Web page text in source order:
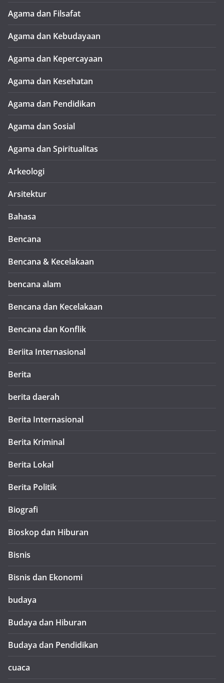
Agama dan Filsafat
Agama dan Kebudayaan
Agama dan Kepercayaan
Agama dan Kesehatan
Agama dan Pendidikan
Agama dan Sosial
Agama dan Spiritualitas
Arkeologi
Arsitektur
Bahasa
Bencana
Bencana & Kecelakaan
bencana alam
Bencana dan Kecelakaan
Bencana dan Konflik
Beriita Internasional
Berita
berita daerah
Berita Internasional
Berita Kriminal
Berita Lokal
Berita Politik
Biografi
Bioskop dan Hiburan
Bisnis
Bisnis dan Ekonomi
budaya
Budaya dan Hiburan
Budaya dan Pendidikan
cuaca